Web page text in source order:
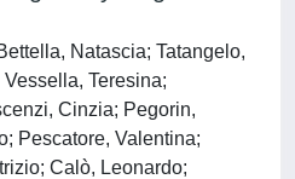
Natascia; Tatangelo,
Teresina;
Cinzia; Pegorin,
Pescatore, Valentina;
Calò, Leonardo;